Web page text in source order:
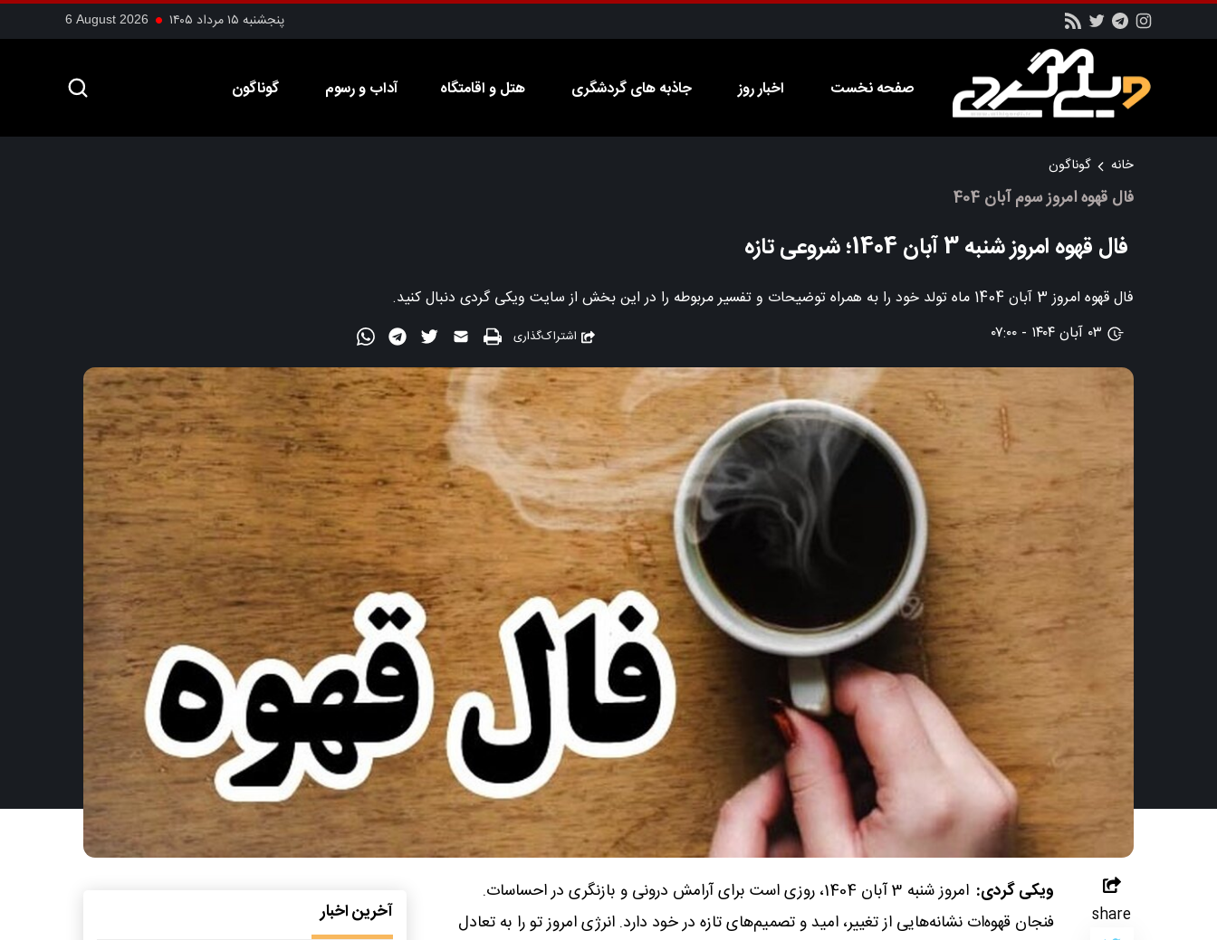
پنجشنبه ۱۵ مرداد ۱۴۰۵ 6 August 2026
صفحه نخست اخبار روز جاذبه های گردشگری هتل و اقامتگاه آداب و رسوم گوناگون
خانه گوناگون
فال قهوه امروز سوم آبان 404
فال قهوه امروز شنبه 3 آبان 1404؛ شروعی تازه
فال قهوه امروز 3 آبان 1404 ماه تولد خود را به همراه توضیحات و تفسیر مربوطه را در این بخش از سایت ویکی گردی دنبال کنید.
اشتراک‌گذاری ۰۳ آبان ۱۴۰۴ - ۰۷:۰۰
ویکی گردی:
امروز شنبه 3 آبان 1404، روزی است برای آرامش درونی و بازنگری در احساسات.
فنجان قهوه‌ات نشانه‌هایی از تغییر، امید و تصمیم‌های تازه در خود دارد. انرژی امروز تو را به تعادل
آخرین اخبار share